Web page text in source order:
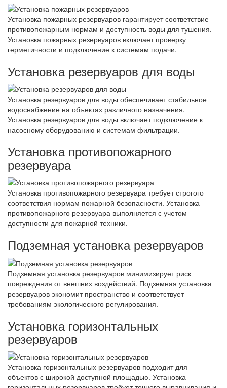
Установка пожарных резервуаров гарантирует соответствие
противопожарным нормам и доступность воды для тушения.
Установка пожарных резервуаров включает проверку
герметичности и подключение к системам подачи.
Установка резервуаров для воды
Установка резервуаров для воды обеспечивает стабильное
водоснабжение на объектах различного назначения.
Установка резервуаров для воды включает подключение к
насосному оборудованию и системам фильтрации.
Установка противопожарного
резервуара
Установка противопожарного резервуара требует строгого
соответствия нормам пожарной безопасности. Установка
противопожарного резервуара выполняется с учетом
доступности для пожарной техники.
Подземная установка резервуаров
Подземная установка резервуаров минимизирует риск
повреждения от внешних воздействий. Подземная установка
резервуаров экономит пространство и соответствует
требованиям экологического регулирования.
Установка горизонтальных
резервуаров
Установка горизонтальных резервуаров подходит для
объектов с широкой доступной площадью. Установка